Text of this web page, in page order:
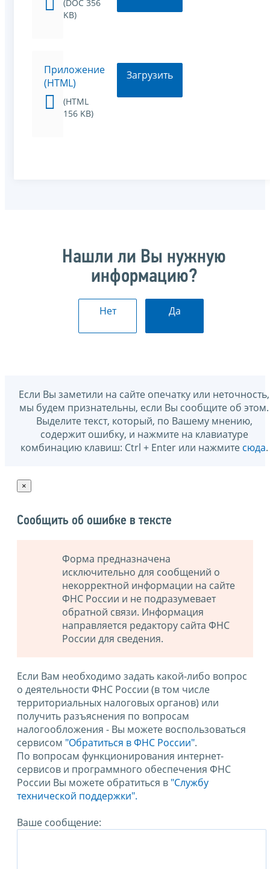
(DOC 356
KB)
Приложение
(HTML)
(HTML
156 KB)
Загрузить
Нашли ли Вы нужную
информацию?
Нет Да
Если Вы заметили на сайте опечатку или неточность,
мы будем признательны, если Вы сообщите об этом.
Выделите текст, который, по Вашему мнению,
содержит ошибку, и нажмите на клавиатуре
комбинацию клавиш: Ctrl + Enter или нажмите сюда.
×
Сообщить об ошибке в тексте
Форма предназначена
исключительно для сообщений о
некорректной информации на сайте
ФНС России и не подразумевает
обратной связи. Информация
направляется редактору сайта ФНС
России для сведения.
Если Вам необходимо задать какой-либо вопрос
о деятельности ФНС России (в том числе
территориальных налоговых органов) или
получить разъяснения по вопросам
налогообложения - Вы можете воспользоваться
сервисом "Обратиться в ФНС России".
По вопросам функционирования интернет-
сервисов и программного обеспечения ФНС
России Вы можете обратиться в "Службу
технической поддержки".
Ваше сообщение: